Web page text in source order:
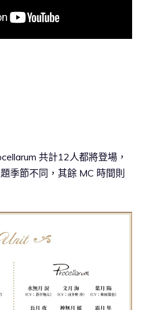
共計12人都將登場，
季節不同，其餘 MC 時間則